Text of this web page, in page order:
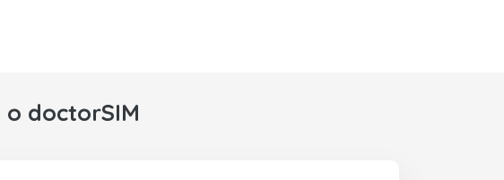
doctorSIM